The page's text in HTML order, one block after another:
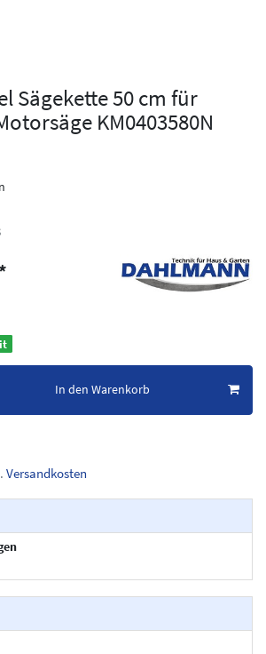
Sägekette 50 cm für
KM0403580N
*
In den Warenkorb
Versandkosten